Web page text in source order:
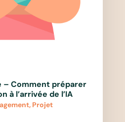
– Comment préparer
à l’arrivée de l’IA
, Projet